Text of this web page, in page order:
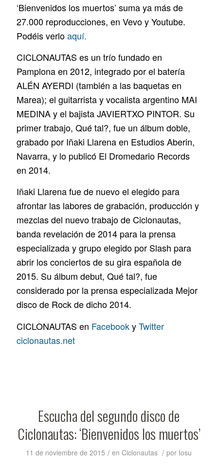
‘Bienvenidos los muertos’ suma ya más de
27.000 reproducciones, en Vevo y Youtube.
Podéis verloaquí.
CICLONAUTAS es un trío fundado en
Pamplona en 2012, integrado por el batería
ALÉN AYERDI (también a las baquetas en
Marea); el guitarrista y vocalista argentino MAI
MEDINA y el bajista JAVIERTXO PINTOR. Su
primer trabajo, Qué tal?, fue un álbum doble,
grabado por Iñaki Llarena en Estudios Aberin,
Navarra, y lo publicó El Dromedario Records
en 2014.
Iñaki Llarena fue de nuevo el elegido para
afrontar las labores de grabación, producción y
mezclas del nuevo trabajo de Ciclonautas,
banda revelación de 2014 para la prensa
especializada y grupo elegido por Slash para
abrir los conciertos de su gira española de
2015. Su álbum debut, Qué tal?, fue
considerado por la prensa especializada Mejor
disco de Rock de dicho 2014.
CICLONAUTAS en FacebookyTwitter
ciclonautas.net
Escucha del segundo disco de
Ciclonautas: ‘Bienvenidos los muertos’
11 de noviembre de 2015 / enCiclonautas / por Iosu